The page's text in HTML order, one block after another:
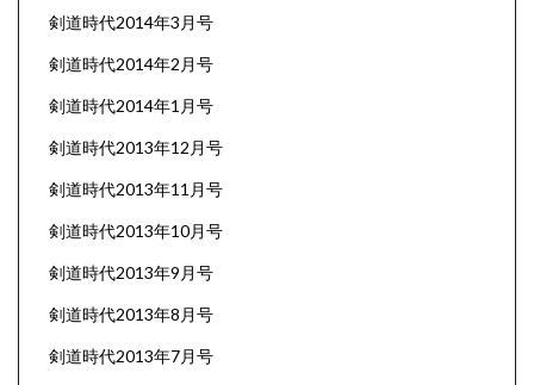
剣道時代2014年3月号
剣道時代2014年2月号
剣道時代2014年1月号
剣道時代2013年12月号
剣道時代2013年11月号
剣道時代2013年10月号
剣道時代2013年9月号
剣道時代2013年8月号
剣道時代2013年7月号